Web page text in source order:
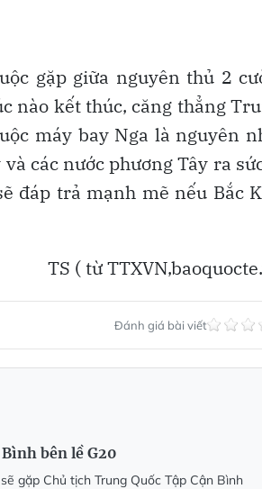
gặp giữa nguyên thủ 2
nào kết thúc, căng thẳng
máy bay Nga là nguyên
các nước phương Tây ra
đáp trả mạnh mẽ nếu Bắc
TS ( từ
Đánh giá bài viết
bên lề G20
gặp Chủ tịch Trung Quốc Tập Cận Bình